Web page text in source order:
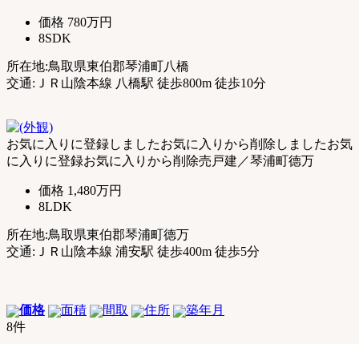
価格 780万円
8SDK
所在地:鳥取県東伯郡琴浦町八橋
交通:ＪＲ山陰本線 八橋駅 徒歩800m 徒歩10分
お気に入りに登録しましたお気に入りから削除しましたお気
に入りに登録お気に入りから削除売戸建／琴浦町德万
価格 1,480万円
8LDK
所在地:鳥取県東伯郡琴浦町德万
交通:ＪＲ山陰本線 浦安駅 徒歩400m 徒歩5分
価格 面積 間取 住所
築年月
8件